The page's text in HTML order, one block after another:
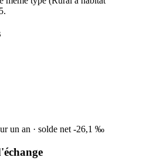
.
un an · solde net -26,1 ‰